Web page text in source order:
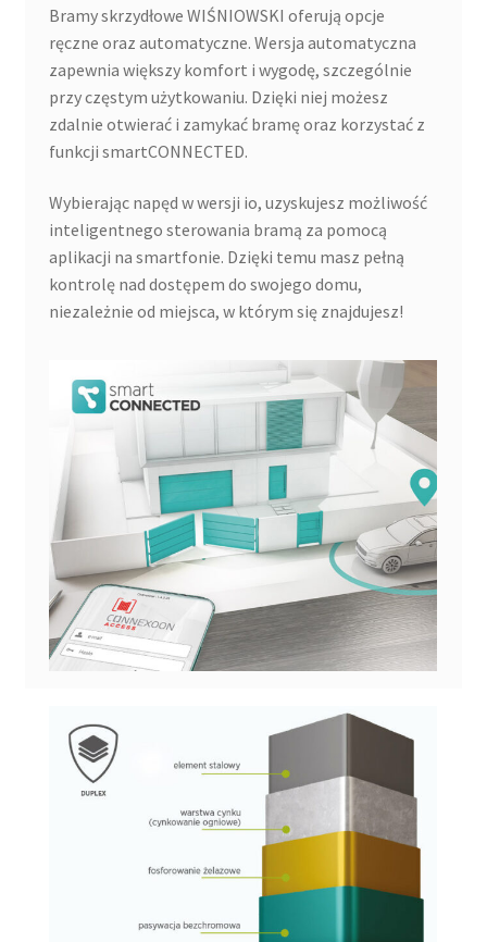
Bramy skrzydłowe WIŚNIOWSKI oferują opcje
ręczne oraz automatyczne. Wersja automatyczna
zapewnia większy komfort i wygodę, szczególnie
przy częstym użytkowaniu. Dzięki niej możesz
zdalnie otwierać i zamykać bramę oraz korzystać z
funkcji smartCONNECTED.
Wybierając napęd w wersji io, uzyskujesz możliwość
inteligentnego sterowania bramą za pomocą
aplikacji na smartfonie. Dzięki temu masz pełną
kontrolę nad dostępem do swojego domu,
niezależnie od miejsca, w którym się znajdujesz!